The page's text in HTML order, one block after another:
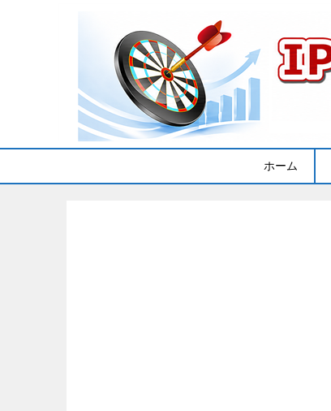
ホーム